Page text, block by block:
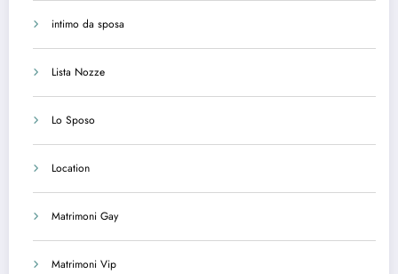
intimo da sposa
Lista Nozze
Lo Sposo
Location
Matrimoni Gay
Matrimoni Vip